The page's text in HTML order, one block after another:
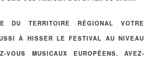
DU TERRITOIRE RÉGIONAL VOTRE
À HISSER LE FESTIVAL AU NIVEAU
VOUS MUSICAUX EUROPÉENS. AVEZ-